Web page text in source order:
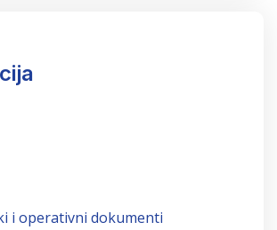
i operativni dokumenti